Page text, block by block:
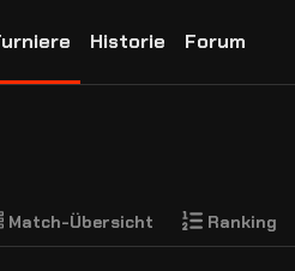
Historie Forum
Match-Übersicht Ranking